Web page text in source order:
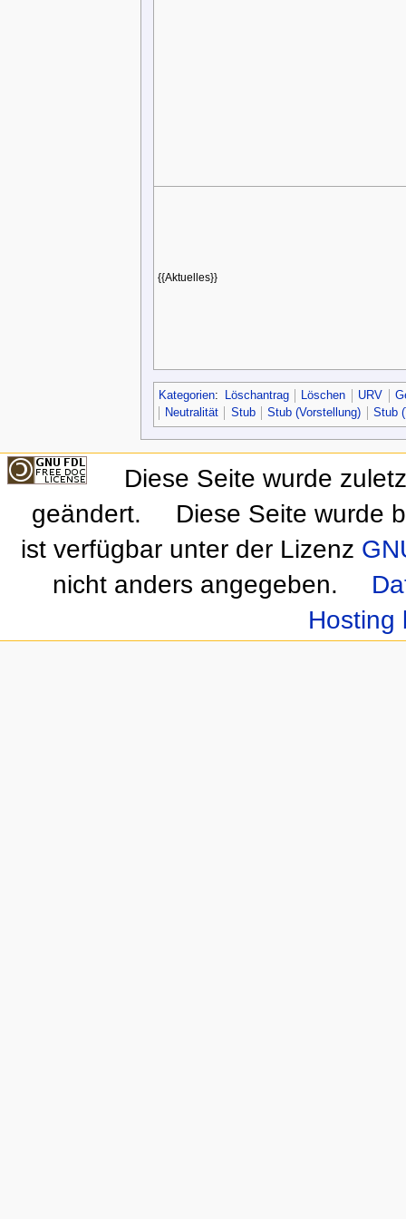
{{Aktuelles}}
Kategorien: Löschantrag Löschen URV
Neutralität
Stub Stub (Vorstellung) Stub
Diese Seite wurde
geändert.
Diese Seite wurde
ist verfügbar unter der Lizenz
nicht anders angegeben.
Hosting